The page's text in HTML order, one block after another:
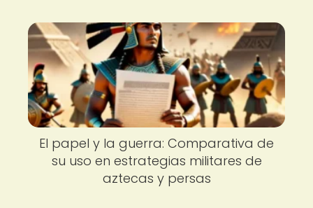
El papel y la guerra: Comparativa de
su uso en estrategias militares de
aztecas y persas